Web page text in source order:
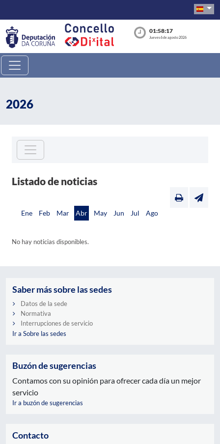
01:58:17
Jueves 6 de agosto 2026
2026
Listado de noticias
Ene Feb Mar Abr May Jun Jul Ago
No hay noticias disponibles.
Saber más sobre las sedes
Datos de la sede
Normativa
Interrupciones de servicio
Ir a Sobre las sedes
Buzón de sugerencias
Contamos con su opinión para ofrecer cada día un mejor
servicio
Ir a buzón de sugerencias
Contacto